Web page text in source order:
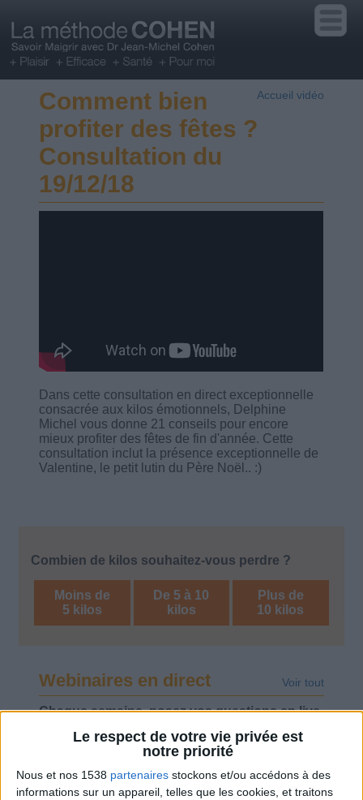
Le respect de votre vie privée est
notre priorité
Nous et nos 1538 partenaires stockons et/ou accédons à des
informations sur un appareil, telles que les cookies, et traitons
Accueil vidéo
Comment bien
profiter des fêtes ?
Consultation du
19/12/18
Dans cette consultation en direct exceptionnelle
consacrée aux kilos émotionnels, Delphine
Michel vous donne 21 conseils pour encore
mieux profiter des fêtes de fin d'année. Cette
consultation inclut la présence exceptionnelle de
Valentine, le petit lutin du Père Noël.. :)
Combien de kilos souhaitez-vous perdre ?
Moins de
5 kilos
De 5 à 10
kilos
Plus de
10 kilos
Webinaires en direct Voir tout
Chaque semaine, posez vos questions en live
Jean-Michel et les diététiciennes du